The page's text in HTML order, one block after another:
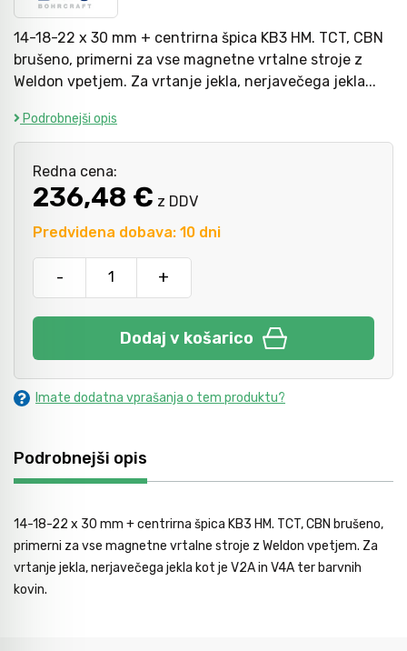
14-18-22 x 30 mm + centrirna špica KB3 HM. TCT, CBN
brušeno, primerni za vse magnetne vrtalne stroje z
Weldon vpetjem. Za vrtanje jekla, nerjavečega jekla...
Podrobnejši opis
Predvidena dobava: 10 dni
Redna cena:
236,48 € z DDV
- +
Dodaj v košarico
Imate dodatna vprašanja o tem produktu?
Podrobnejši opis
14-18-22 x 30 mm + centrirna špica KB3 HM. TCT, CBN brušeno,
primerni za vse magnetne vrtalne stroje z Weldon vpetjem. Za
vrtanje jekla, nerjavečega jekla kot je V2A in V4A ter barvnih
kovin.
Kladiva
Točkala, dleta, luknjači in pile
Vzvodi in primeži
Krivilci cevi
Mazanje